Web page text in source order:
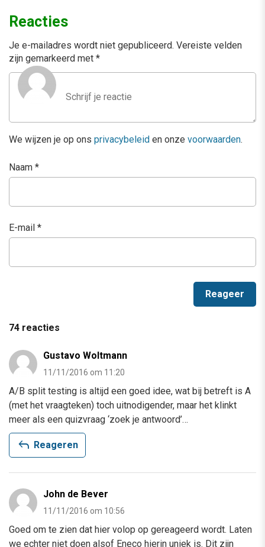
Reacties
Je e-mailadres wordt niet gepubliceerd. Vereiste velden
zijn gemarkeerd met *
We wijzen je op ons privacybeleid en onze voorwaarden.
Naam *
E-mail *
74 reacties
Gustavo Woltmann
11/11/2016 om 11:20
A/B split testing is altijd een goed idee, wat bij betreft is A
(met het vraagteken) toch uitnodigender, maar het klinkt
meer als een quizvraag ‘zoek je antwoord’…
reply Reageren
John de Bever
11/11/2016 om 10:56
Goed om te zien dat hier volop op gereageerd wordt. Laten
we echter niet doen alsof Eneco hierin uniek is. Dit zijn